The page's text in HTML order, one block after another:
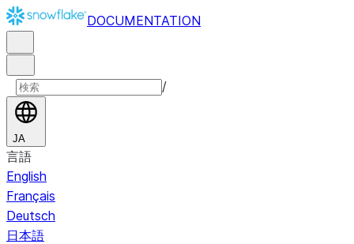
DOCUMENTATION
/
JA
言語
English
Français
Deutsch
日本語